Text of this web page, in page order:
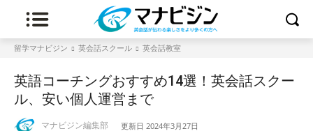
留学マナビジン 英会話スクール 英会話教室
英語コーチングおすすめ14選！英会話スクー
ル、安い個人運営まで
マナビジン編集部 更新日 2024年3月27日